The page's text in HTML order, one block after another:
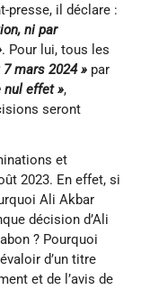
presse, il déclare :
ni par
. Pour lui, tous les
mars 2024» par
nul effet »,
seront
et
2023. En effet, si
Ali Akbar
décision d’Ali
? Pourquoi
d’un titre
et de l’avis de